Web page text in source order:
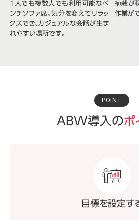
1人でも複数人でも利用可能なベ
ンチソファ席。気分を変えてリラッ
クスでき、カジュアルな会話が生ま
れやすい場所です。
植栽が
作業が
POINT
ABW導入のポ
目標を設定す